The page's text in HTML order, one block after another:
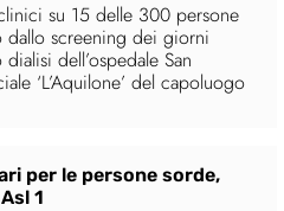
su 15 delle 300 persone
dallo screening dei giorni
dell’ospedale San
‘L’Aquilone’ del capoluogo
per le persone sorde,
1